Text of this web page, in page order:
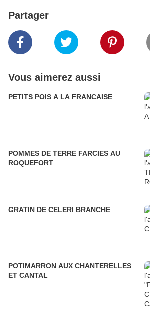
Partager
Vous aimerez aussi
PETITS POIS A LA FRANCAISE
POMMES DE TERRE FARCIES AU
ROQUEFORT
GRATIN DE CELERI BRANCHE
POTIMARRON AUX CHANTERELLES
ET CANTAL